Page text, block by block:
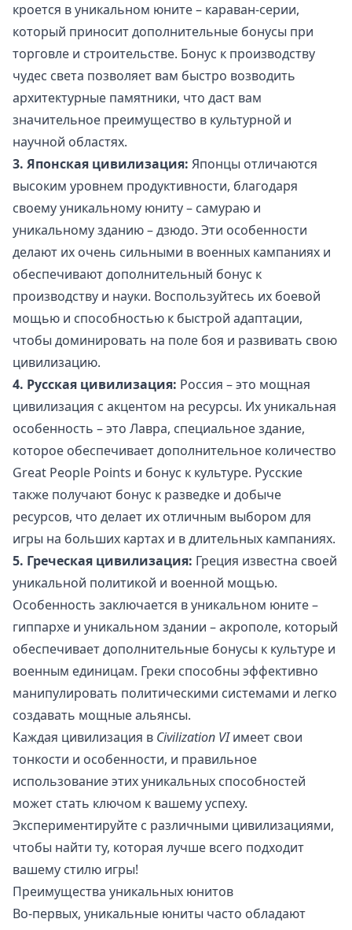
кроется в уникальном юните – караван-серии,
который приносит дополнительные бонусы при
торговле и строительстве. Бонус к производству
чудес света позволяет вам быстро возводить
архитектурные памятники, что даст вам
значительное преимущество в культурной и
научной областях.
3. Японская цивилизация: Японцы отличаются
высоким уровнем продуктивности, благодаря
своему уникальному юниту – самураю и
уникальному зданию – дзюдо. Эти особенности
делают их очень сильными в военных кампаниях и
обеспечивают дополнительный бонус к
производству и науки. Воспользуйтесь их боевой
мощью и способностью к быстрой адаптации,
чтобы доминировать на поле боя и развивать свою
цивилизацию.
4. Русская цивилизация: Россия – это мощная
цивилизация с акцентом на ресурсы. Их уникальная
особенность – это Лавра, специальное здание,
которое обеспечивает дополнительное количество
Great People Points и бонус к культуре. Русские
также получают бонус к разведке и добыче
ресурсов, что делает их отличным выбором для
игры на больших картах и в длительных кампаниях.
5. Греческая цивилизация: Греция известна своей
уникальной политикой и военной мощью.
Особенность заключается в уникальном юните –
гиппархе и уникальном здании – акрополе, который
обеспечивает дополнительные бонусы к культуре и
военным единицам. Греки способны эффективно
манипулировать политическими системами и легко
создавать мощные альянсы.
Каждая цивилизация в Civilization VIимеет свои
тонкости и особенности, и правильное
использование этих уникальных способностей
может стать ключом к вашему успеху.
Экспериментируйте с различными цивилизациями,
чтобы найти ту, которая лучше всего подходит
вашему стилю игры!
Преимущества уникальных юнитов
Во-первых, уникальные юниты часто обладают